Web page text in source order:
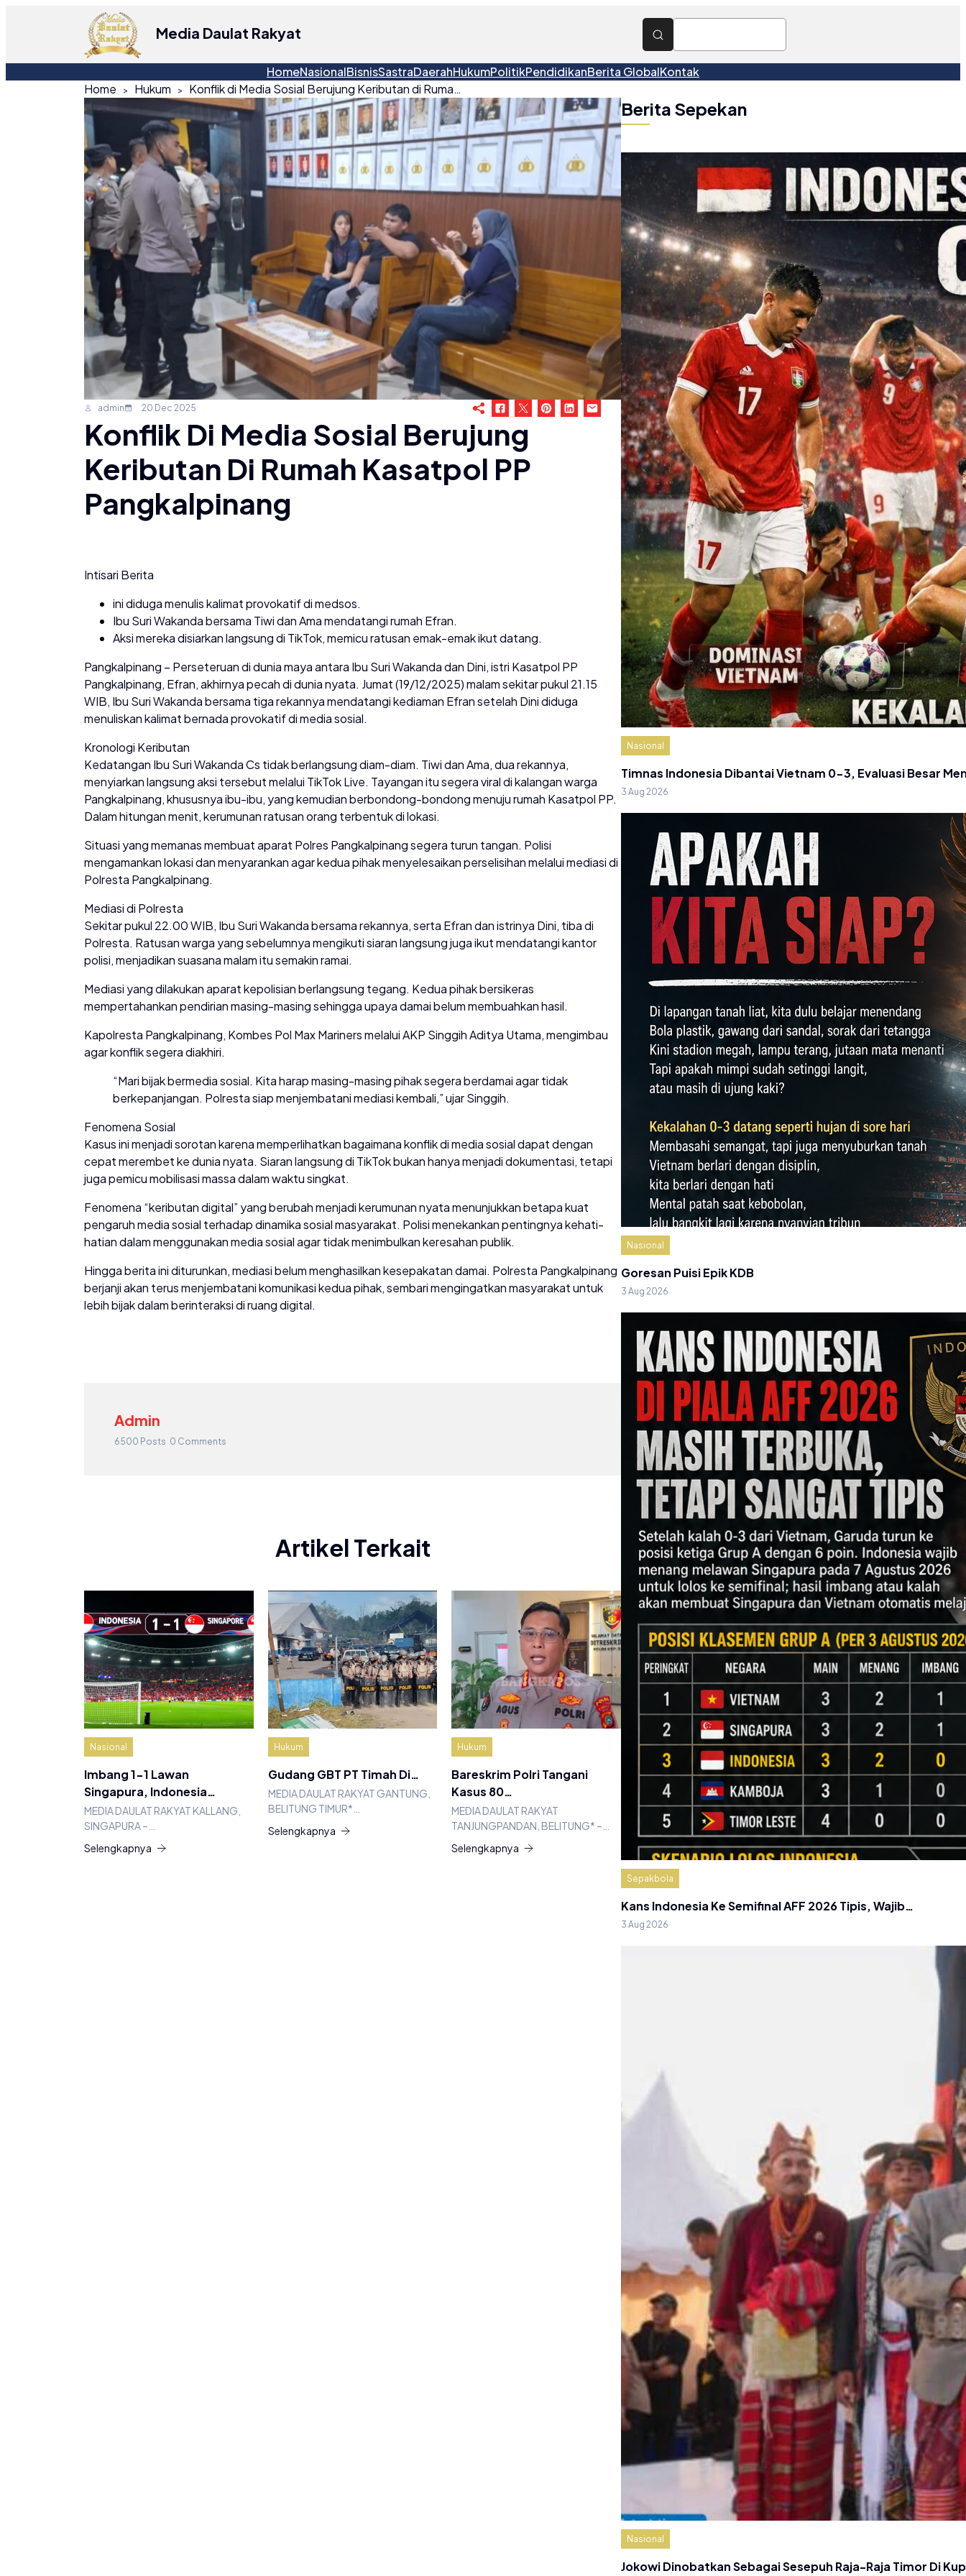
Media Daulat Rakyat
HomeNasionalBisnisSastraDaerahHukumPolitikPendidikanBerita GlobalKontak
Home
Hukum Konflik di Media Sosial Berujung Keributan di Rumah Kasatpol PP Pangkalpinang
admin 20 Dec 2025
Konflik Di Media Sosial Berujung
Keributan Di Rumah Kasatpol PP
Pangkalpinang
Intisari Berita
ini diduga menulis kalimat provokatif di medsos.
Ibu Suri Wakanda bersama Tiwi dan Ama mendatangi rumah Efran.
Aksi mereka disiarkan langsung di TikTok, memicu ratusan emak-emak ikut datang.
Pangkalpinang – Perseteruan di dunia maya antara Ibu Suri Wakanda dan Dini, istri Kasatpol PP
Pangkalpinang, Efran, akhirnya pecah di dunia nyata. Jumat (19/12/2025) malam sekitar pukul 21.15
WIB, Ibu Suri Wakanda bersama tiga rekannya mendatangi kediaman Efran setelah Dini diduga
menuliskan kalimat bernada provokatif di media sosial.
Kronologi Keributan
Kedatangan Ibu Suri Wakanda Cs tidak berlangsung diam-diam. Tiwi dan Ama, dua rekannya,
menyiarkan langsung aksi tersebut melalui TikTok Live. Tayangan itu segera viral di kalangan warga
Pangkalpinang, khususnya ibu-ibu, yang kemudian berbondong-bondong menuju rumah Kasatpol PP.
Dalam hitungan menit, kerumunan ratusan orang terbentuk di lokasi.
Situasi yang memanas membuat aparat Polres Pangkalpinang segera turun tangan. Polisi
mengamankan lokasi dan menyarankan agar kedua pihak menyelesaikan perselisihan melalui mediasi di
Polresta Pangkalpinang.
Mediasi di Polresta
Sekitar pukul 22.00 WIB, Ibu Suri Wakanda bersama rekannya, serta Efran dan istrinya Dini, tiba di
Polresta. Ratusan warga yang sebelumnya mengikuti siaran langsung juga ikut mendatangi kantor
polisi, menjadikan suasana malam itu semakin ramai.
Mediasi yang dilakukan aparat kepolisian berlangsung tegang. Kedua pihak bersikeras
mempertahankan pendirian masing-masing sehingga upaya damai belum membuahkan hasil.
Kapolresta Pangkalpinang, Kombes Pol Max Mariners melalui AKP Singgih Aditya Utama, mengimbau
agar konflik segera diakhiri.
“Mari bijak bermedia sosial. Kita harap masing-masing pihak segera berdamai agar tidak
berkepanjangan. Polresta siap menjembatani mediasi kembali,” ujar Singgih.
Fenomena Sosial
Kasus ini menjadi sorotan karena memperlihatkan bagaimana konflik di media sosial dapat dengan
cepat merembet ke dunia nyata. Siaran langsung di TikTok bukan hanya menjadi dokumentasi, tetapi
juga pemicu mobilisasi massa dalam waktu singkat.
Fenomena “keributan digital” yang berubah menjadi kerumunan nyata menunjukkan betapa kuat
pengaruh media sosial terhadap dinamika sosial masyarakat. Polisi menekankan pentingnya kehati-
hatian dalam menggunakan media sosial agar tidak menimbulkan keresahan publik.
Hingga berita ini diturunkan, mediasi belum menghasilkan kesepakatan damai. Polresta Pangkalpinang
berjanji akan terus menjembatani komunikasi kedua pihak, sembari mengingatkan masyarakat untuk
lebih bijak dalam berinteraksi di ruang digital.
Admin
6500 Posts 0 Comments
Artikel Terkait
Nasional
Imbang 1-1 Lawan
Singapura, Indonesia…
MEDIA DAULAT RAKYAT KALLANG,
SINGAPURA –…
Selengkapnya
Hukum
Gudang GBT PT Timah Di…
MEDIA DAULAT RAKYAT GANTUNG,
BELITUNG TIMUR*…
Selengkapnya
Hukum
Bareskrim Polri Tangani
Kasus 80…
MEDIA DAULAT RAKYAT
TANJUNGPANDAN, BELITUNG* –…
Selengkapnya
Berita Sepekan
Nasional
Timnas Indonesia Dibantai Vietnam 0-3, Evaluasi Besar
3 Aug 2026
Nasional
Goresan Puisi Epik KDB
3 Aug 2026
Sepakbola
Kans Indonesia Ke Semifinal AFF 2026 Tipis, Wajib…
3 Aug 2026
Nasional
Jokowi Dinobatkan Sebagai Sesepuh Raja-Raja Timor Di